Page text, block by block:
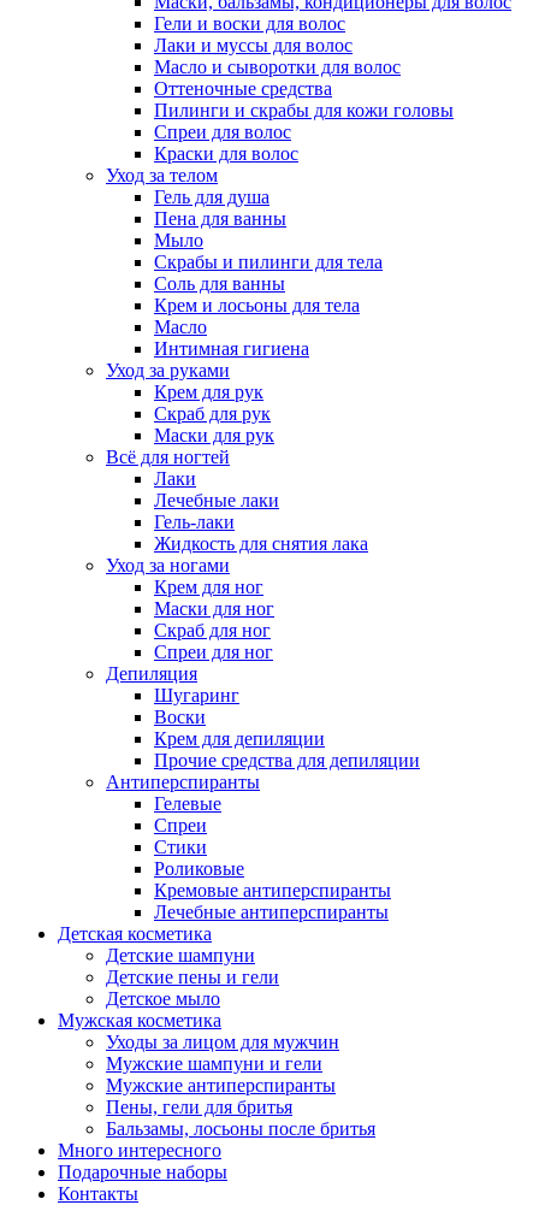
Гели и воски для волос
Лаки и муссы для волос
Масло и сыворотки для волос
Оттеночные средства
Пилинги и скрабы для кожи головы
Спреи для волос
Краски для волос
Уход за телом
Гель для душа
Пена для ванны
Мыло
Скрабы и пилинги для тела
Соль для ванны
Крем и лосьоны для тела
Масло
Интимная гигиена
Уход за руками
Крем для рук
Скраб для рук
Маски для рук
Всё для ногтей
Лаки
Лечебные лаки
Гель-лаки
Жидкость для снятия лака
Уход за ногами
Крем для ног
Маски для ног
Скраб для ног
Спреи для ног
Депиляция
Шугаринг
Воски
Крем для депиляции
Прочие средства для депиляции
Антиперспиранты
Гелевые
Спреи
Стики
Роликовые
Кремовые антиперспиранты
Лечебные антиперспиранты
Детская косметика
Детские шампуни
Детские пены и гели
Детское мыло
Мужская косметика
Уходы за лицом для мужчин
Мужские шампуни и гели
Мужские антиперспиранты
Пены, гели для бритья
Бальзамы, лосьоны после бритья
Много интересного
Подарочные наборы
Контакты